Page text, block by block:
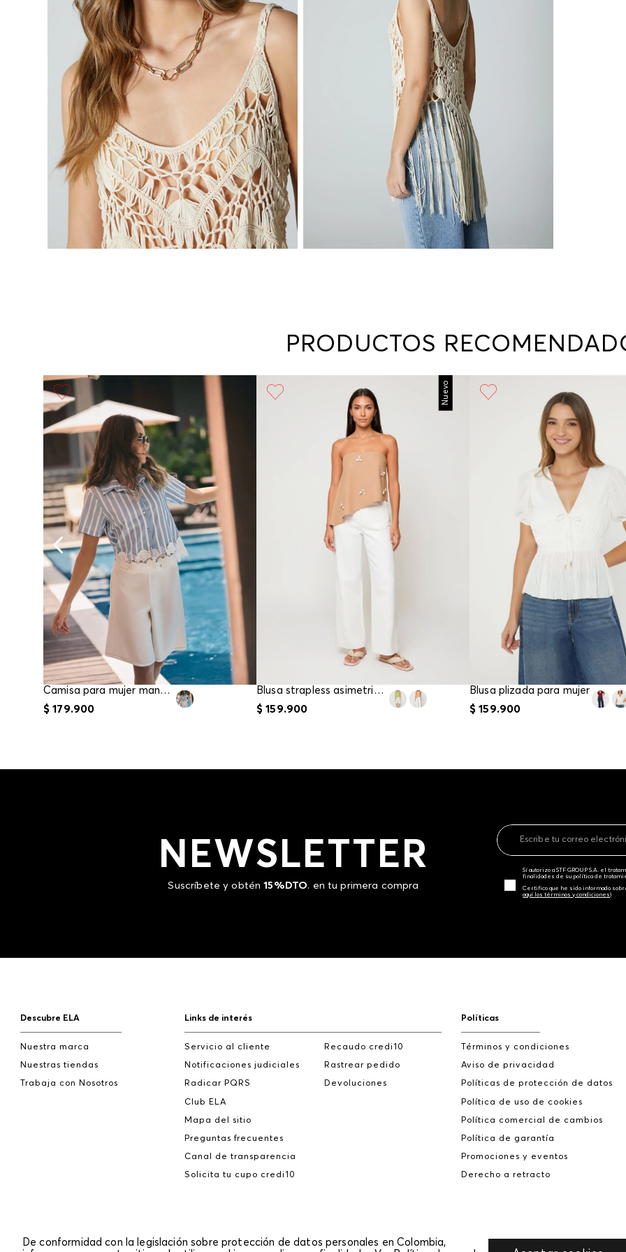
Otros:
En
PRODUCTOS
Camisa para mujer manga corta
$ 179.900
Nuevo
Blusa strapless asimetrica para mujer
$ 159.900
Blusa plizada para mujer
$ 159.900
NEWSLETTER
Suscríbete y obtén15%DTO. en tu primera compra
Sí autorizo a STF GROUP S.A. el
finalidades de su política de
Certifico que he sido informado
aquí los términos y condiciones)
Descubre ELA
Nuestra marca
Nuestras tiendas
Trabaja con Nosotros
Links de interés
Servicio al cliente
Notificaciones judiciales
Radicar PQRS
Club ELA
Mapa del sitio
Preguntas frecuentes
Canal de transparencia
Solicita tu cupo credi10
Recaudo credi10
Rastrear pedido
Devoluciones
Políticas
Términos y condiciones
Aviso de privacidad
Políticas de protección de datos
Política de uso de cookies
Política comercial de cambios
Política de garantía
Promociones y eventos
Derecho a retracto
De conformidad con la legislación sobre protección de datos personales en Colombia,